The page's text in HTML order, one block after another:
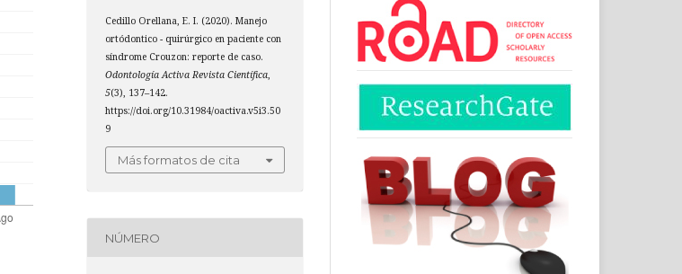
Cedillo Orellana, E. I. (2020). Manejo
ortódontico - quirúrgico en paciente con
síndrome Crouzon: reporte de caso.
Odontología Activa Revista Científica
5(3), 137–142.
https://doi.org/10.31984/oactiva.v5i3.50
9
Más formatos de cita
NÚMERO